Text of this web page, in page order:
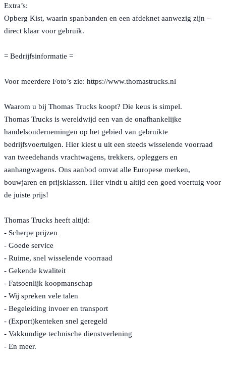
Extra’s:
Opberg Kist, waarin spanbanden en een afdeknet aanwezig zijn –
direct klaar voor gebruik.
= Bedrijfsinformatie =
Voor meerdere Foto’s zie: https://www.thomastrucks.nl
Waarom u bij Thomas Trucks koopt? Die keus is simpel.
Thomas Trucks is wereldwijd een van de onafhankelijke
handelsondernemingen op het gebied van gebruikte
bedrijfsvoertuigen. Hier kiest u uit een steeds wisselende voorraad
van tweedehands vrachtwagens, trekkers, opleggers en
aanhangwagens. Ons aanbod omvat alle Europese merken,
bouwjaren en prijsklassen. Hier vindt u altijd een goed voertuig voor
de juiste prijs!
Thomas Trucks heeft altijd:
- Scherpe prijzen
- Goede service
- Ruime, snel wisselende voorraad
- Gekende kwaliteit
- Fatsoenlijk koopmanschap
- Wij spreken vele talen
- Begeleiding invoer en transport
- (Export)kenteken snel geregeld
- Vakkundige technische dienstverlening
- En meer.